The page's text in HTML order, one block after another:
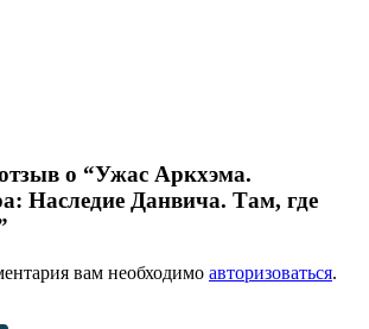
о “Ужас Аркхэма.
Наследие Данвича. Там, где
вам необходимо авторизоваться.